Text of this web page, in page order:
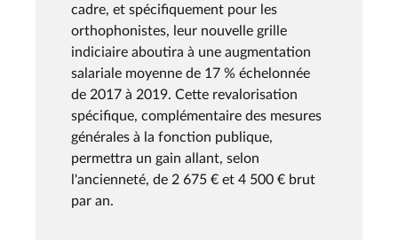
cadre, et spécifiquement pour les
orthophonistes, leur nouvelle grille
indiciaire aboutira à une augmentation
salariale moyenne de 17 % échelonnée
de 2017 à 2019. Cette revalorisation
spécifique, complémentaire des mesures
générales à la fonction publique,
permettra un gain allant, selon
l'ancienneté, de 2 675 € et 4 500 € brut
par an.